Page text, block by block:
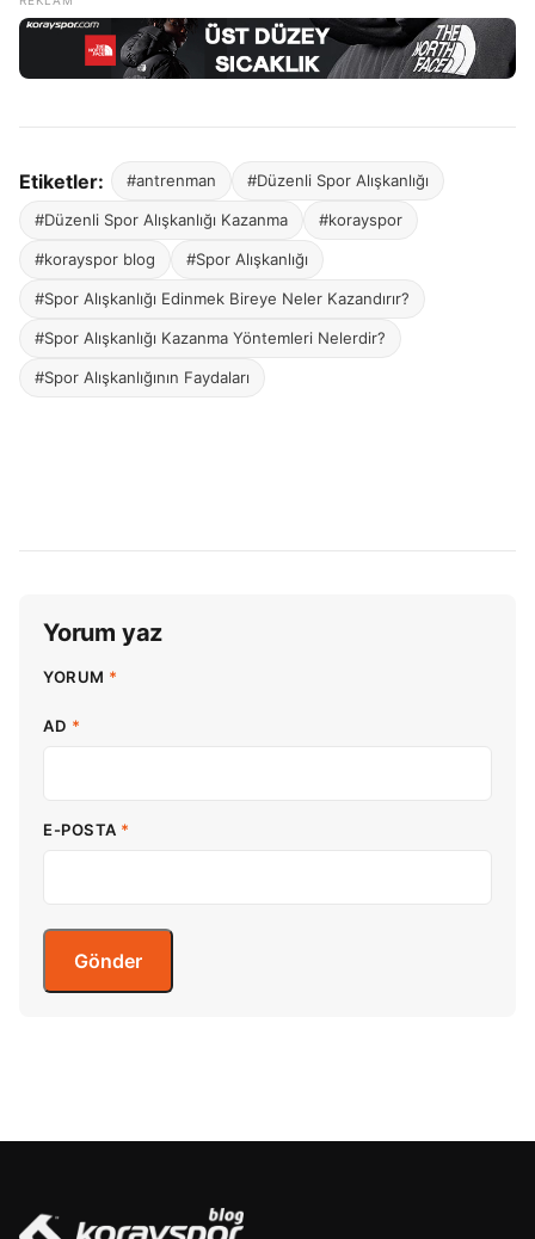
Etiketler: #antrenman #Düzenli Spor Alışkanlığı
#Düzenli Spor Alışkanlığı Kazanma #korayspor
#korayspor blog #Spor Alışkanlığı
#Spor Alışkanlığı Edinmek Bireye Neler Kazandırır?
#Spor Alışkanlığı Kazanma Yöntemleri Nelerdir?
#Spor Alışkanlığının Faydaları
Yorum yaz
YORUM *
AD *
E-POSTA *